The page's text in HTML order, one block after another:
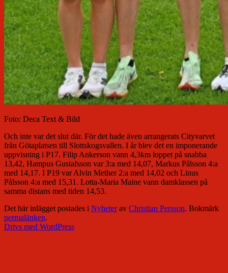
Foto: Deca Text & Bild
Och inte var det slut där. För det hade även arrangerats Cityvarvet
från Götaplatsen till Slottskogsvallen. I år blev det en imponerande
uppvisning i P17. Filip Ankerson vann 4,3km loppet på snabba
13,42, Hampus Gustafsson var 3:a med 14,07, Markus Pålsson 4:a
med 14,17. I P19 var Alvin Mether 2:a med 14,02 och Linus
Pålsson 4:a med 15,31. Lotta-Maria Maine vann damklassen på
samma distans med tiden 14,53.
Det här inlägget postades i Nyheterav Christian Persson. Bokmärk
permalänken.
Drivs med WordPress